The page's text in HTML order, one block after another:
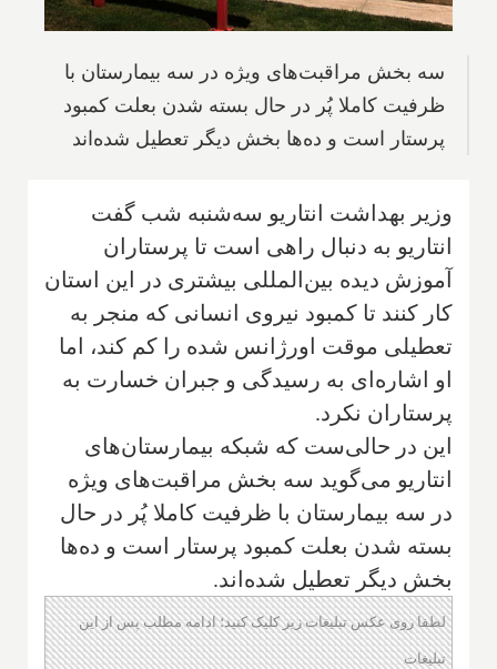
سه بخش مراقبت‌های ویژه در سه بیمارستان با
ظرفیت کاملا پُر در حال بسته شدن بعلت کمبود
پرستار است و ده‌ها بخش دیگر تعطیل شده‌اند
وزیر بهداشت انتاریو سه‌شنبه شب گفت
انتاریو به دنبال راهی است تا پرستاران
آموزش دیده بین‌المللی بیشتری ‌‌در این استان
کار کنند تا‌ کمبود نیروی انسانی که منجر به
تعطیلی موقت اورژانس شده را کم کند، اما
او اشاره‌ای به‌ رسیدگی و جبران خسارت ‌به
پرستاران نکرد.
این در حالی‌ست که شبکه بیمارستان‌های
انتاریو می‌گوید سه بخش مراقبت‌های ویژه
در سه بیمارستان با ظرفیت کاملا پُر در حال
بسته شدن بعلت کمبود پرستار است و ده‌ها
بخش دیگر تعطیل شده‌اند.
لطفا روی عکس تبلیغات زیر کلیک کنید؛ ادامه مطلب پس از این
تبلیغات